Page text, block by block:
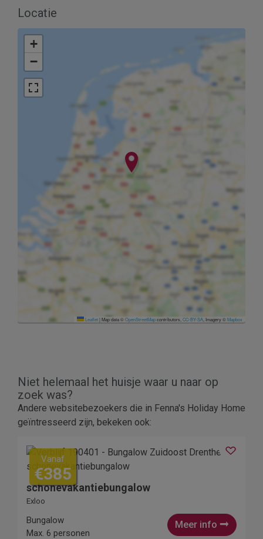
Locatie
+
−
Leaflet| Map data ©OpenStreetMapcontributors, CC-BY-SA , Imagery ©Mapbox
Niet helemaal het huisje waar u naar op
zoek was?
Andere websitebezoekers die in Fenna's Holiday Home
geïntresseerd zijn, bekeken ook:
Vanaf
€385
schonevakantiebungalow
Exloo
Meer info
Bungalow
Max. 6 personen